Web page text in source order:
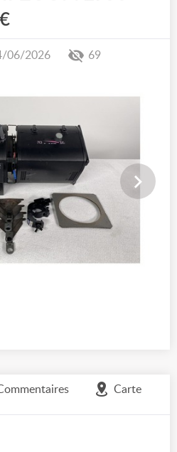
06/2026 69
Carte